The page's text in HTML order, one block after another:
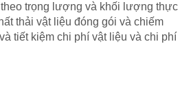
trọng lượng và khối lượng thực
thải vật liệu đóng gói và chiếm
tiết kiệm chi phí vật liệu và chi phí